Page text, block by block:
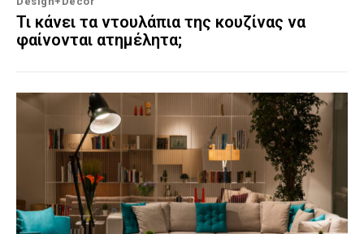
Τι κάνει τα ντουλάπια της κουζίνας να
φαίνονται ατημέλητα;